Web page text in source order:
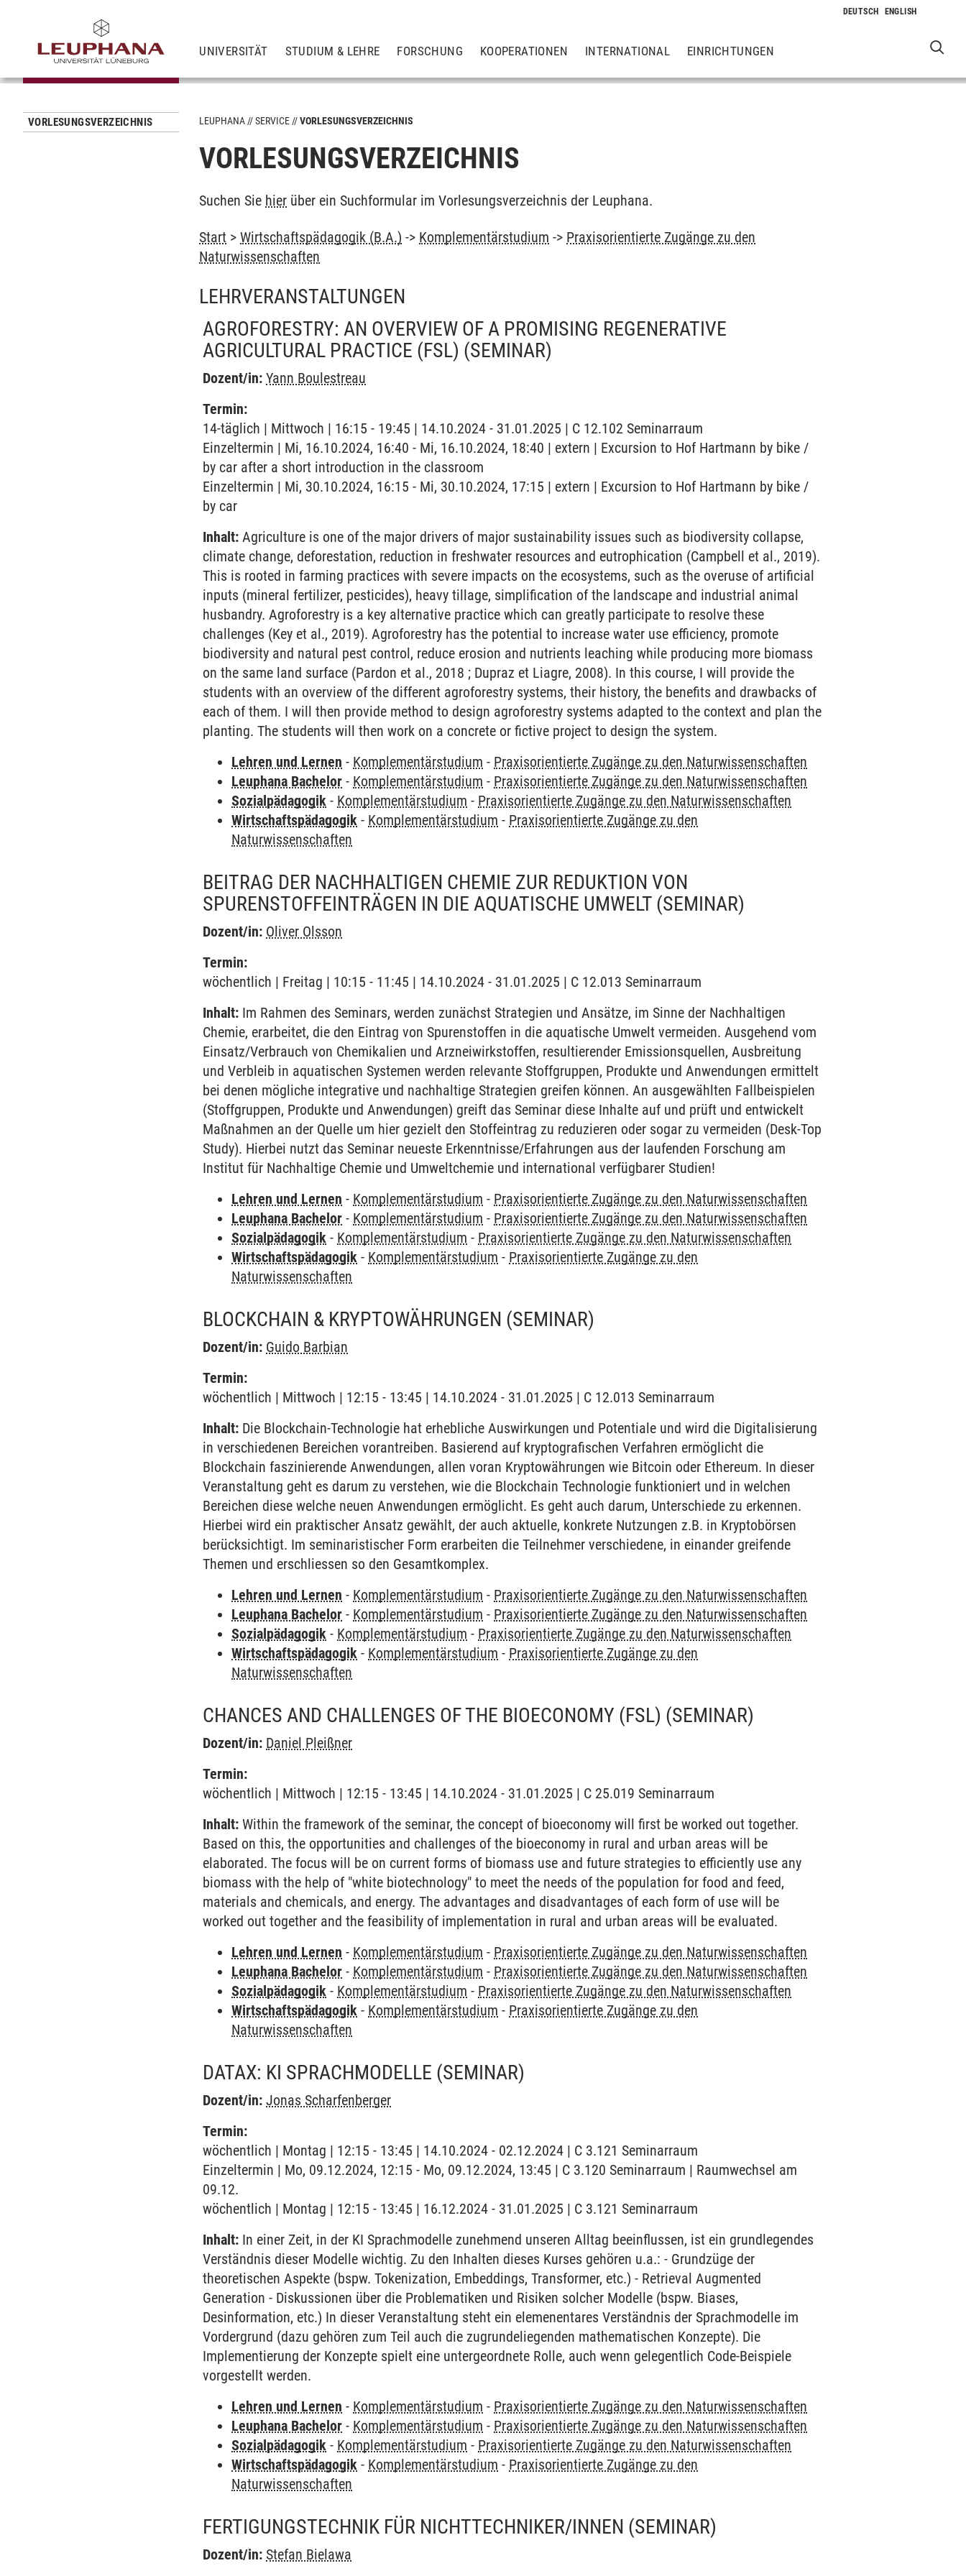
UNIVERSITÄT STUDIUM & LEHRE FORSCHUNG KOOPERATIONEN INTERNATIONAL EINRICHTUNGEN
VORLESUNGSVERZEICHNIS LEUPHANA SERVICE VORLESUNGSVERZEICHNIS
VORLESUNGSVERZEICHNIS
Suchen Sie hier über ein Suchformular im Vorlesungsverzeichnis der Leuphana.
Start >Wirtschaftspädagogik (B.A.) -> Komplementärstudium -> Praxisorientierte Zugänge zu den
Naturwissenschaften
LEHRVERANSTALTUNGEN
AGROFORESTRY: AN OVERVIEW OF A PROMISING REGENERATIVE
AGRICULTURAL PRACTICE (FSL) (SEMINAR)
Dozent/in: Yann Boulestreau
Termin:
14-täglich | Mittwoch | 16:15 - 19:45 | 14.10.2024 - 31.01.2025 | C 12.102 Seminarraum
Einzeltermin | Mi, 16.10.2024, 16:40 - Mi, 16.10.2024, 18:40 | extern | Excursion to Hof Hartmann by bike /
by car after a short introduction in the classroom
Einzeltermin | Mi, 30.10.2024, 16:15 - Mi, 30.10.2024, 17:15 | extern | Excursion to Hof Hartmann by bike /
by car
Inhalt: Agriculture is one of the major drivers of major sustainability issues such as biodiversity collapse,
climate change, deforestation, reduction in freshwater resources and eutrophication (Campbell et al., 2019).
This is rooted in farming practices with severe impacts on the ecosystems, such as the overuse of artificial
inputs (mineral fertilizer, pesticides), heavy tillage, simplification of the landscape and industrial animal
husbandry. Agroforestry is a key alternative practice which can greatly participate to resolve these
challenges (Key et al., 2019). Agroforestry has the potential to increase water use efficiency, promote
biodiversity and natural pest control, reduce erosion and nutrients leaching while producing more biomass
on the same land surface (Pardon et al., 2018 ; Dupraz et Liagre, 2008). In this course, I will provide the
students with an overview of the different agroforestry systems, their history, the benefits and drawbacks of
each of them. I will then provide method to design agroforestry systems adapted to the context and plan the
planting. The students will then work on a concrete or fictive project to design the system.
Lehren und Lernen - Komplementärstudium - Praxisorientierte Zugänge zu den Naturwissenschaften
Leuphana Bachelor - Komplementärstudium - Praxisorientierte Zugänge zu den Naturwissenschaften
Sozialpädagogik - Komplementärstudium - Praxisorientierte Zugänge zu den Naturwissenschaften
Wirtschaftspädagogik - Komplementärstudium - Praxisorientierte Zugänge zu den
Naturwissenschaften
BEITRAG DER NACHHALTIGEN CHEMIE ZUR REDUKTION VON
SPURENSTOFFEINTRÄGEN IN DIE AQUATISCHE UMWELT (SEMINAR)
Dozent/in: Oliver Olsson
Termin:
wöchentlich | Freitag | 10:15 - 11:45 | 14.10.2024 - 31.01.2025 | C 12.013 Seminarraum
Inhalt: Im Rahmen des Seminars, werden zunächst Strategien und Ansätze, im Sinne der Nachhaltigen
Chemie, erarbeitet, die den Eintrag von Spurenstoffen in die aquatische Umwelt vermeiden. Ausgehend vom
Einsatz/Verbrauch von Chemikalien und Arzneiwirkstoffen, resultierender Emissionsquellen, Ausbreitung
und Verbleib in aquatischen Systemen werden relevante Stoffgruppen, Produkte und Anwendungen ermittelt
bei denen mögliche integrative und nachhaltige Strategien greifen können. An ausgewählten Fallbeispielen
(Stoffgruppen, Produkte und Anwendungen) greift das Seminar diese Inhalte auf und prüft und entwickelt
Maßnahmen an der Quelle um hier gezielt den Stoffeintrag zu reduzieren oder sogar zu vermeiden (Desk-Top
Study). Hierbei nutzt das Seminar neueste Erkenntnisse/Erfahrungen aus der laufenden Forschung am
Institut für Nachhaltige Chemie und Umweltchemie und international verfügbarer Studien!
Lehren und Lernen - Komplementärstudium - Praxisorientierte Zugänge zu den Naturwissenschaften
Leuphana Bachelor - Komplementärstudium - Praxisorientierte Zugänge zu den Naturwissenschaften
Sozialpädagogik - Komplementärstudium - Praxisorientierte Zugänge zu den Naturwissenschaften
Wirtschaftspädagogik - Komplementärstudium - Praxisorientierte Zugänge zu den
Naturwissenschaften
BLOCKCHAIN & KRYPTOWÄHRUNGEN (SEMINAR)
Dozent/in: Guido Barbian
Termin:
wöchentlich | Mittwoch | 12:15 - 13:45 | 14.10.2024 - 31.01.2025 | C 12.013 Seminarraum
Inhalt: Die Blockchain-Technologie hat erhebliche Auswirkungen und Potentiale und wird die Digitalisierung
in verschiedenen Bereichen vorantreiben. Basierend auf kryptografischen Verfahren ermöglicht die
Blockchain faszinierende Anwendungen, allen voran Kryptowährungen wie Bitcoin oder Ethereum. In dieser
Veranstaltung geht es darum zu verstehen, wie die Blockchain Technologie funktioniert und in welchen
Bereichen diese welche neuen Anwendungen ermöglicht. Es geht auch darum, Unterschiede zu erkennen.
Hierbei wird ein praktischer Ansatz gewählt, der auch aktuelle, konkrete Nutzungen z.B. in Kryptobörsen
berücksichtigt. Im seminaristischer Form erarbeiten die Teilnehmer verschiedene, in einander greifende
Themen und erschliessen so den Gesamtkomplex.
Lehren und Lernen - Komplementärstudium - Praxisorientierte Zugänge zu den Naturwissenschaften
Leuphana Bachelor - Komplementärstudium - Praxisorientierte Zugänge zu den Naturwissenschaften
Sozialpädagogik - Komplementärstudium - Praxisorientierte Zugänge zu den Naturwissenschaften
Wirtschaftspädagogik - Komplementärstudium - Praxisorientierte Zugänge zu den
Naturwissenschaften
CHANCES AND CHALLENGES OF THE BIOECONOMY (FSL) (SEMINAR)
Dozent/in: Daniel Pleißner
Termin:
wöchentlich | Mittwoch | 12:15 - 13:45 | 14.10.2024 - 31.01.2025 | C 25.019 Seminarraum
Inhalt: Within the framework of the seminar, the concept of bioeconomy will first be worked out together.
Based on this, the opportunities and challenges of the bioeconomy in rural and urban areas will be
elaborated. The focus will be on current forms of biomass use and future strategies to efficiently use any
biomass with the help of "white biotechnology" to meet the needs of the population for food and feed,
materials and chemicals, and energy. The advantages and disadvantages of each form of use will be
worked out together and the feasibility of implementation in rural and urban areas will be evaluated.
Lehren und Lernen - Komplementärstudium - Praxisorientierte Zugänge zu den Naturwissenschaften
Leuphana Bachelor - Komplementärstudium - Praxisorientierte Zugänge zu den Naturwissenschaften
Sozialpädagogik - Komplementärstudium - Praxisorientierte Zugänge zu den Naturwissenschaften
Wirtschaftspädagogik - Komplementärstudium - Praxisorientierte Zugänge zu den
Naturwissenschaften
DATAX: KI SPRACHMODELLE (SEMINAR)
Dozent/in: Jonas Scharfenberger
Termin:
wöchentlich | Montag | 12:15 - 13:45 | 14.10.2024 - 02.12.2024 | C 3.121 Seminarraum
Einzeltermin | Mo, 09.12.2024, 12:15 - Mo, 09.12.2024, 13:45 | C 3.120 Seminarraum | Raumwechsel am
09.12.
wöchentlich | Montag | 12:15 - 13:45 | 16.12.2024 - 31.01.2025 | C 3.121 Seminarraum
Inhalt: In einer Zeit, in der KI Sprachmodelle zunehmend unseren Alltag beeinflussen, ist ein grundlegendes
Verständnis dieser Modelle wichtig. Zu den Inhalten dieses Kurses gehören u.a.: - Grundzüge der
theoretischen Aspekte (bspw. Tokenization, Embeddings, Transformer, etc.) - Retrieval Augmented
Generation - Diskussionen über die Problematiken und Risiken solcher Modelle (bspw. Biases,
Desinformation, etc.) In dieser Veranstaltung steht ein elemenentares Verständnis der Sprachmodelle im
Vordergrund (dazu gehören zum Teil auch die zugrundeliegenden mathematischen Konzepte). Die
Implementierung der Konzepte spielt eine untergeordnete Rolle, auch wenn gelegentlich Code-Beispiele
vorgestellt werden.
Lehren und Lernen - Komplementärstudium - Praxisorientierte Zugänge zu den Naturwissenschaften
Leuphana Bachelor - Komplementärstudium - Praxisorientierte Zugänge zu den Naturwissenschaften
Sozialpädagogik - Komplementärstudium - Praxisorientierte Zugänge zu den Naturwissenschaften
Wirtschaftspädagogik - Komplementärstudium - Praxisorientierte Zugänge zu den
Naturwissenschaften
FERTIGUNGSTECHNIK FÜR NICHTTECHNIKER/INNEN (SEMINAR)
Dozent/in: Stefan Bielawa